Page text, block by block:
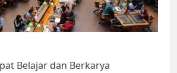
Belajar dan Berkarya